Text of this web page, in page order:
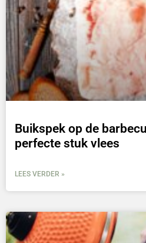
Buikspek op de
perfecte stuk vlees
LEES VERDER »